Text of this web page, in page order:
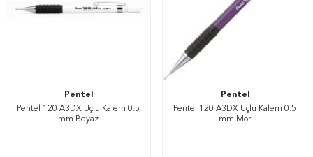
Pentel
Pentel 120 A3DX Uçlu Kalem 0.5
mm Beyaz
Pentel
Pentel 120 A3DX Uçlu Kalem 0.5
mm Mor